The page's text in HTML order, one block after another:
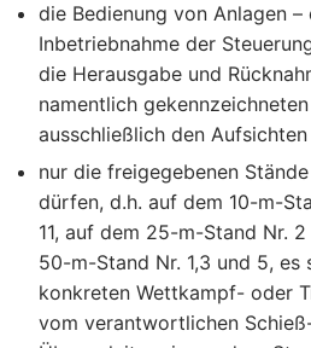
die Bedienung von Anlagen
Inbetriebnahme der
die Herausgabe und
namentlich
ausschließlich den
nur die freigegebenen
dürfen, d.h. auf dem 10-m-
11, auf dem 25-m-Stand Nr.
50-m-Stand Nr. 1,3 und 5, es
konkreten Wettkampf- oder
vom verantwortlichen